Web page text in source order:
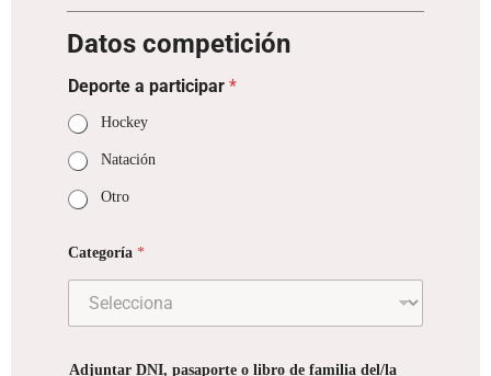
Datos competición
Deporte a participar *
Hockey
Natación
Otro
Categoría *
Adjuntar DNI, pasaporte o libro de familia del/la